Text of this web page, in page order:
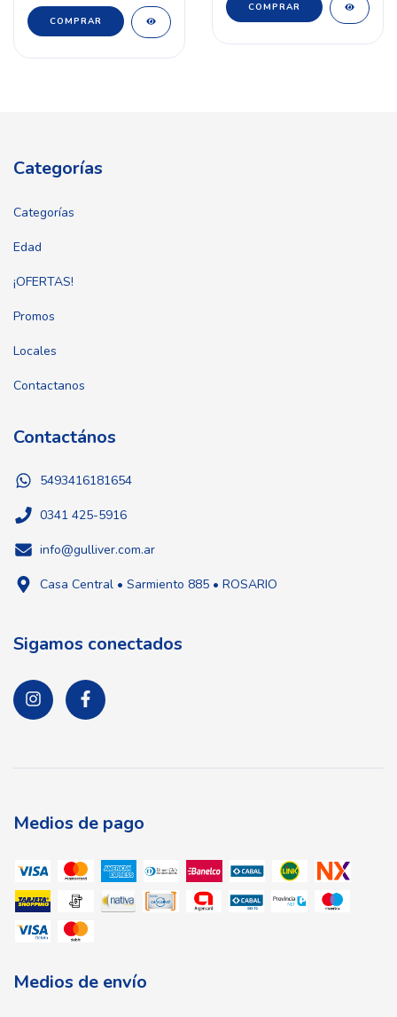
Categorías
Categorías
Edad
¡OFERTAS!
Promos
Locales
Contactanos
Contactános
5493416181654
0341 425-5916
info@gulliver.com.ar
Casa Central • Sarmiento 885 • ROSARIO
Sigamos conectados
Medios de pago
Medios de envío